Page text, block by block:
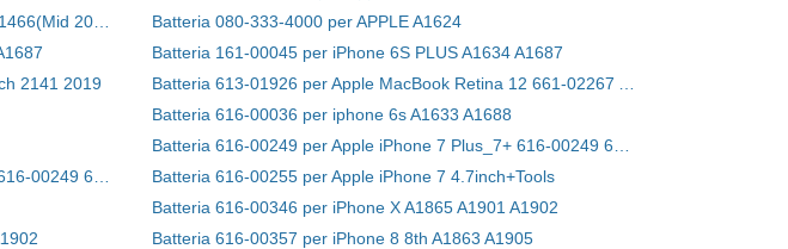
Batteria 080-333-4000 per APPLE A1624
Batteria 161-00045 per iPhone 6S PLUS A1634 A1687
2141 2019
Batteria 616-00036 per iphone 6s A1633 A1688
Batteria 616-00255 per Apple iPhone 7 4.7inch+Tools
Batteria 616-00346 per iPhone X A1865 A1901 A1902
Batteria 616-00357 per iPhone 8 8th A1863 A1905